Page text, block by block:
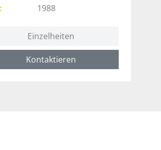
1988
Einzelheiten
Kontaktieren